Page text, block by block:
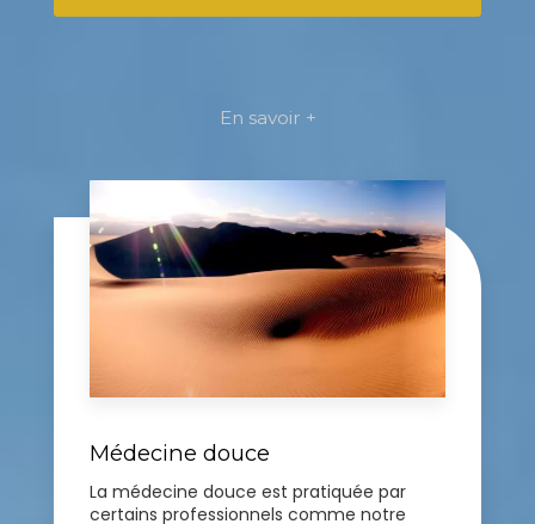
En savoir +
Médecine douce
La médecine douce est pratiquée par
certains professionnels comme notre